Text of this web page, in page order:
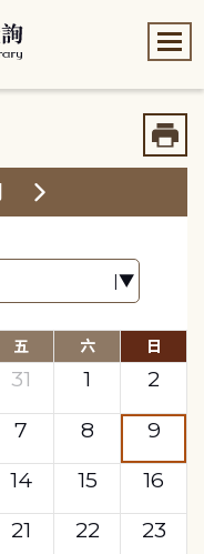
五 六 日
31 1
2
7 8
9
14 15
16
21 22
23